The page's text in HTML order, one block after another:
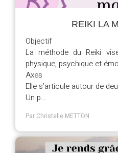
REIKI LA
Objectif
La méthode du Reiki
physique, psychique et
Axes
Elle s’articule autour de
Un p...
Par Christelle METTON